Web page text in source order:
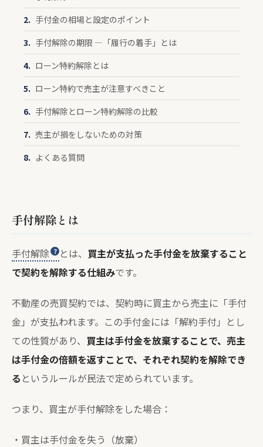
手付金の相場と設定のポイント
手付解除の期限 —「履行の着手」とは
ローン特約解除とは
ローン特約で売主が注意すべきこと
手付解除とローン特約解除の比較
売主が損をしないための対策
よくある質問
手付解除とは
手付解除 とは、 買主が支払った手付金を放棄すること
で契約を解除する仕組みです。
不動産の売買契約では、契約時に買主から売主に「手付
金」が支払われます。この手付金には「解約手付」とし
ての性質があり、 買主は手付金を放棄することで、売主
は手付金の倍額を返すことで、それぞれ契約を解除でき
る というルールが民法で定められています。
つまり、買主が手付解除をした場合：
・買主は手付金を失う（放棄）